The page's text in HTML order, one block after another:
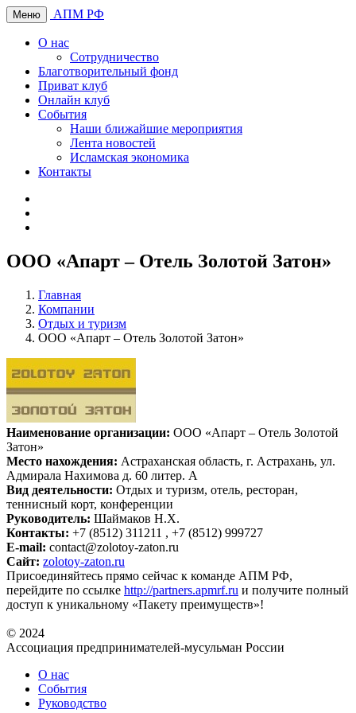
Меню АПМ РФ
О нас
Сотрудничество
Благотворительный фонд
Приват клуб
Онлайн клуб
События
Наши ближайшие мероприятия
Лента новостей
Исламская экономика
Контакты
ООО «Апарт – Отель Золотой Затон»
Главная
Компании
Отдых и туризм
ООО «Апарт – Отель Золотой Затон»
Наименование организации: ООО «Апарт – Отель Золотой
Затон»
Место нахождения: Астраханская область, г. Астрахань, ул.
Адмирала Нахимова д. 60 литер. А
Вид деятельности: Отдых и туризм, отель, ресторан,
теннисный корт, конференции
Руководитель: Шаймаков Н.Х.
Контакты: +7 (8512) 311211 , +7 (8512) 999727
E-mail: contact@zolotoy-zaton.ru
Сайт: zolotoy-zaton.ru
Присоединяйтесь прямо сейчас к команде АПМ РФ,
перейдите по ссылке http://partners.apmrf.ru и получите полный
доступ к уникальному «Пакету преимуществ»!
© 2024
Ассоциация предпринимателей-мусульман России
О нас
События
Руководство